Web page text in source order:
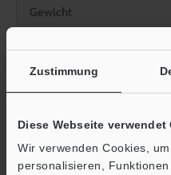
Zustimmung
Diese Webseite verwendet
Wir verwenden Cookies,
personalisieren,
Gewicht
Datenblatt (PDF)
Andere Modelle